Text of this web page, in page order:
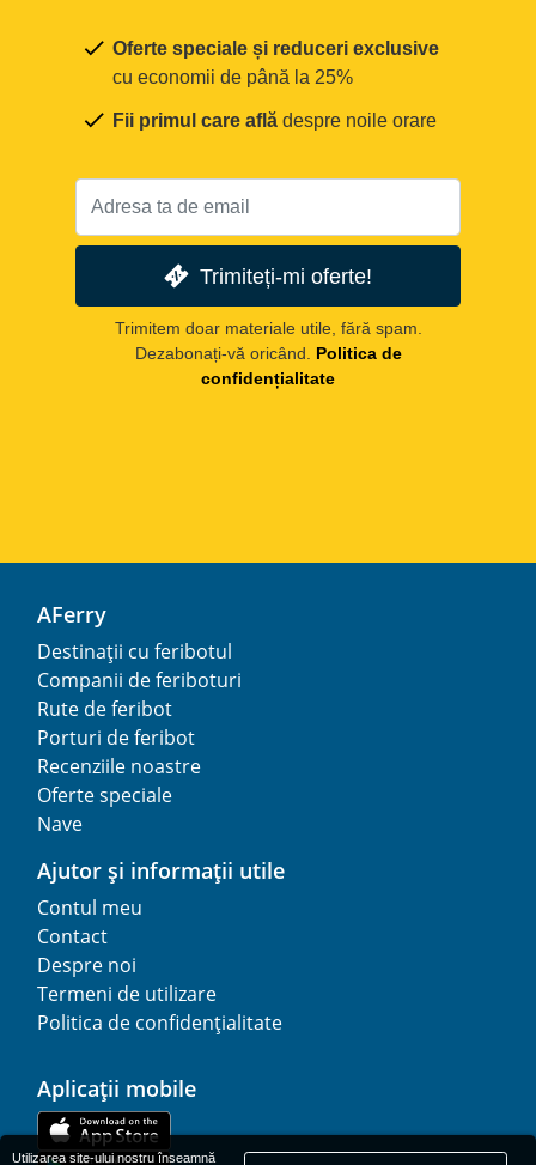
Oferte speciale și reduceri exclusive
cu economii de până la 25%
Fii primul care află despre noile orare
Trimiteți-mi oferte!
Trimitem doar materiale utile, fără spam.
Dezabonați-vă oricând. Politica de
confidențialitate
AFerry
Destinații cu feribotul
Companii de feriboturi
Rute de feribot
Porturi de feribot
Recenziile noastre
Oferte speciale
Nave
Ajutor și informații utile
Contul meu
Contact
Despre noi
Termeni de utilizare
Politica de confidențialitate
Aplicații mobile
Utilizarea site-ului nostru înseamnă